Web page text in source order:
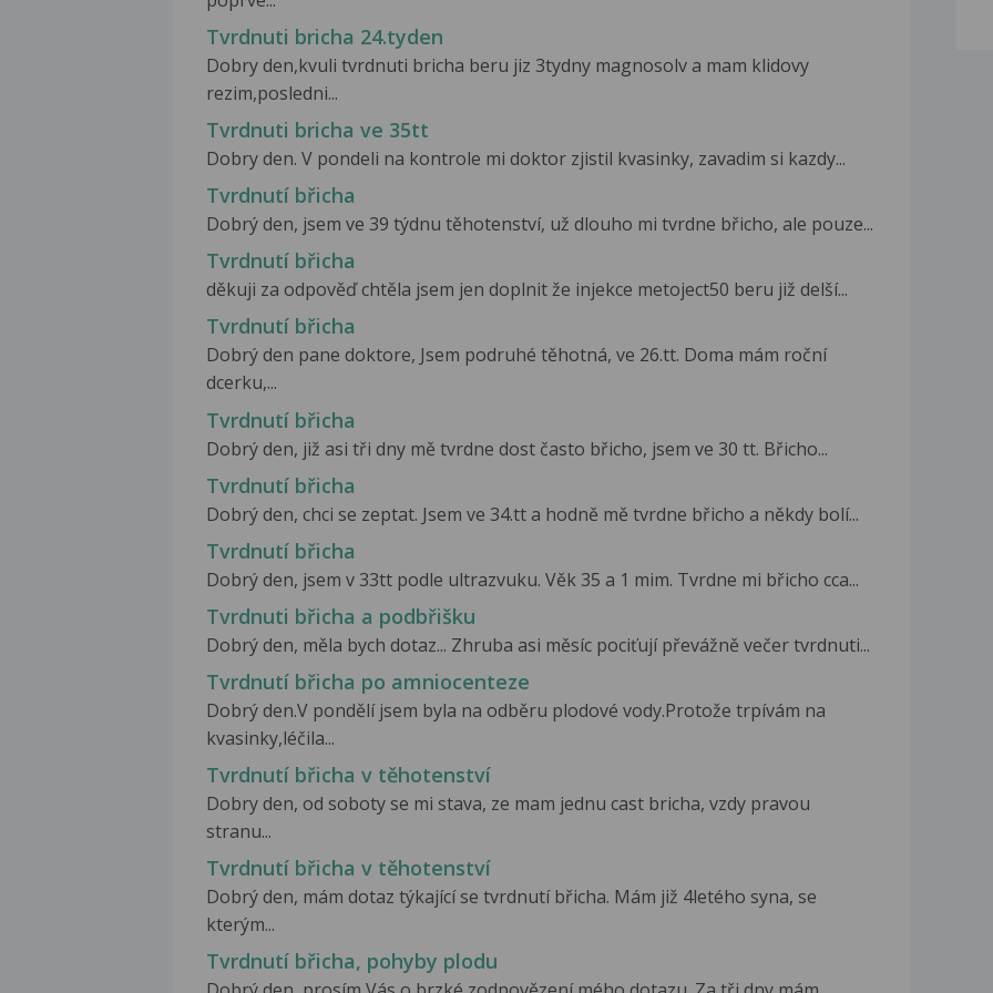
Tvrdnuti bricha 24.tyden
Dobry den,kvuli tvrdnuti bricha beru jiz 3tydny magnosolv a mam klidovy
rezim,posledni...
Tvrdnuti bricha ve 35tt
Dobry den. V pondeli na kontrole mi doktor zjistil kvasinky, zavadim si kazdy...
Tvrdnutí břicha
Dobrý den, jsem ve 39 týdnu těhotenství, už dlouho mi tvrdne břicho, ale pouze...
Tvrdnutí břicha
děkuji za odpověď chtěla jsem jen doplnit že injekce metoject50 beru již delší...
Tvrdnutí břicha
Dobrý den pane doktore, Jsem podruhé těhotná, ve 26.tt. Doma mám roční
dcerku,...
Tvrdnutí břicha
Dobrý den, již asi tři dny mě tvrdne dost často břicho, jsem ve 30 tt. Břicho...
Tvrdnutí břicha
Dobrý den, chci se zeptat. Jsem ve 34.tt a hodně mě tvrdne břicho a někdy bolí...
Tvrdnutí břicha
Dobrý den, jsem v 33tt podle ultrazvuku. Věk 35 a 1 mim. Tvrdne mi břicho cca...
Tvrdnuti břicha a podbřišku
Dobrý den, měla bych dotaz... Zhruba asi měsíc pociťují převážně večer tvrdnuti...
Tvrdnutí břicha po amniocenteze
Dobrý den.V pondělí jsem byla na odběru plodové vody.Protože trpívám na
kvasinky,léčila...
Tvrdnutí břicha v těhotenství
Dobry den, od soboty se mi stava, ze mam jednu cast bricha, vzdy pravou
stranu...
Tvrdnutí břicha v těhotenství
Dobrý den, mám dotaz týkající se tvrdnutí břicha. Mám již 4letého syna, se
kterým...
Tvrdnutí břicha, pohyby plodu